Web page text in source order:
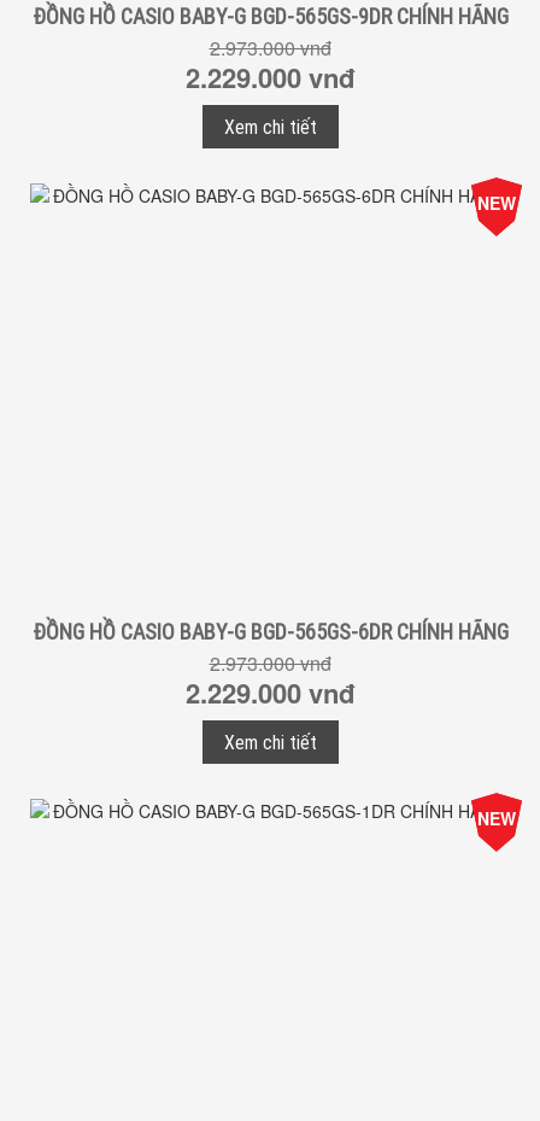
ĐỒNG HỒ CASIO BABY-G BGD-565GS-9DR CHÍNH HÃNG
2.973.000 vnđ
2.229.000 vnđ
Xem chi tiết
-25%
Giá
NEW
ĐỒNG HỒ CASIO BABY-G BGD-565GS-6DR CHÍNH HÃNG
2.973.000 vnđ
2.229.000 vnđ
Xem chi tiết
-25%
Giá
NEW